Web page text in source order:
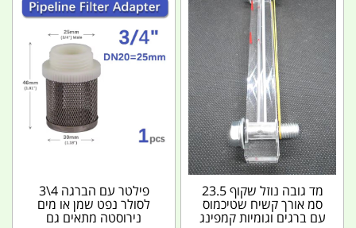
מד גובה נוזל שקוף 23.5
סמ אורך קשיח שטיכמוס
עם ברגים וגומיות קמפינג
פילטר עם הברגה 4\3
לסולר נפט שמן או מים
נירוסטה מתאים גם